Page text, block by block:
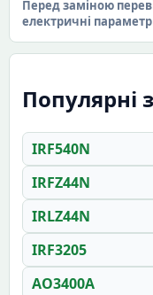
Перед заміною
електричні
Популярні
IRF540N
IRFZ44N
IRLZ44N
IRF3205
AO3400A